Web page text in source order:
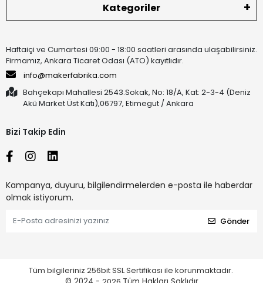
Kategoriler
Haftaiçi ve Cumartesi 09:00 - 18:00 saatleri arasında ulaşabilirsiniz.
Firmamız, Ankara Ticaret Odası (ATO) kayıtlıdır.
info@makerfabrika.com
Bahçekapı Mahallesi 2543.Sokak, No: 18/A, Kat: 2-3-4 (Deniz
Akü Market Üst Katı),06797, Etimegut / Ankara
Bizi Takip Edin
Kampanya, duyuru, bilgilendirmelerden e-posta ile haberdar
olmak istiyorum.
Gönder
Tüm bilgileriniz 256bit SSL Sertifikası ile korunmaktadır.